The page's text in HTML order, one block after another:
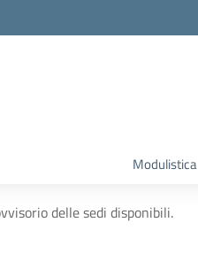
Modulistica
delle sedi disponibili.